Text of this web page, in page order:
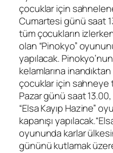
çocuklar için
Cumartesi günü saat
tüm çocukların
olan “Pinokyo”
yapılacak.
kelamlarına
çocuklar için sahneye
Pazar günü saat 13.00,
“Elsa Kayıp Hazine”
kapanışı
oyununda karlar
gününü kutlamak